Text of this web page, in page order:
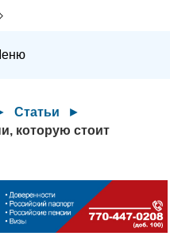
Статьи
►
которую стоит